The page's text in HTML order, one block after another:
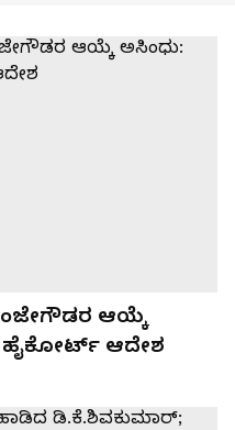
ಆಯ್ಕೆ
ಹೈಕೋರ್ಟ್ ಆದೇಶ